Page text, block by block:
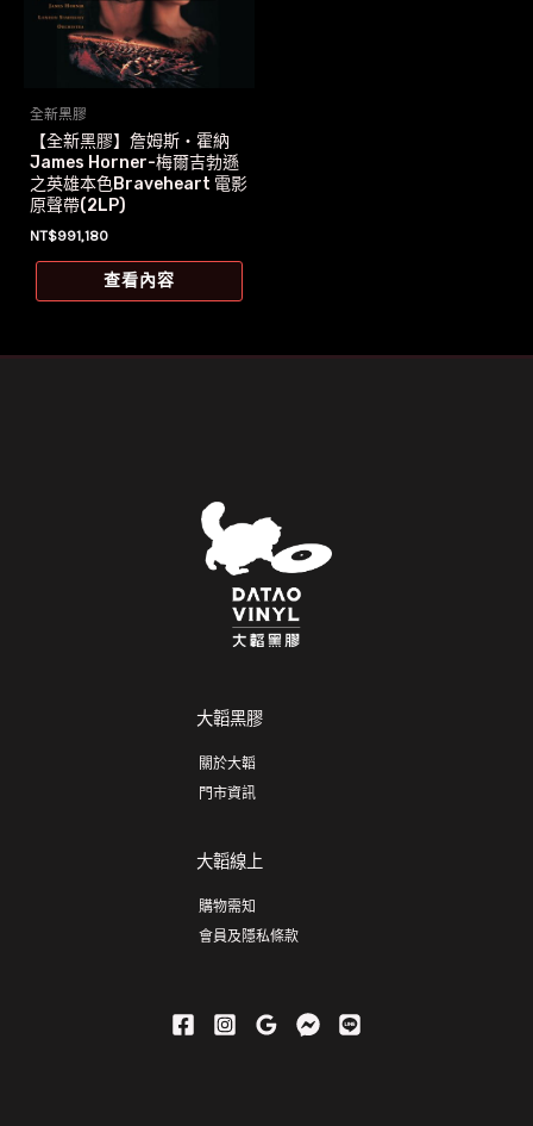
全新黑膠
【全新黑膠】詹姆斯‧霍納
James Horner-梅爾吉勃遜
之英雄本色Braveheart 電影
原聲帶(2LP)
NT$991,180
查看內容
大韜黑膠
關於大韜
門市資訊
大韜線上
購物需知
會員及隱私條款